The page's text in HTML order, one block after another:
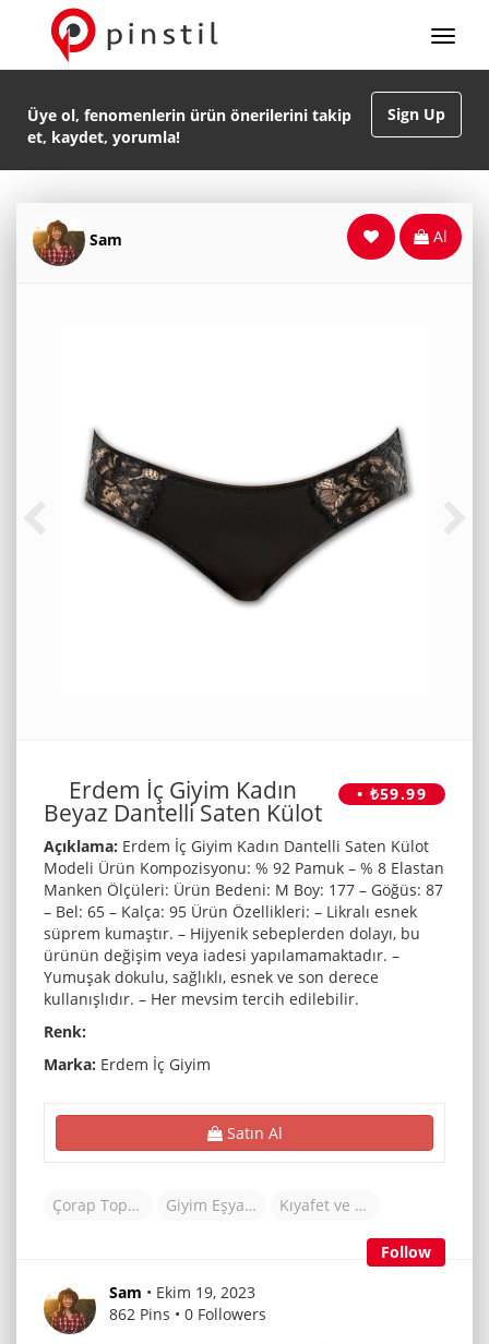
Sign Up
Üye ol, fenomenlerin ürün önerilerini takip
et, kaydet, yorumla!
Sam Al
• ₺59.99
Erdem İç Giyim Kadın
Beyaz Dantelli Saten Külot
Açıklama: Erdem İç Giyim Kadın Dantelli Saten Külot
Modeli Ürün Kompozisyonu: % 92 Pamuk – % 8 Elastan
Manken Ölçüleri: Ürün Bedeni: M Boy: 177 – Göğüs: 87
– Bel: 65 – Kalça: 95 Ürün Özellikleri: – Likralı esnek
süprem kumaştır. – Hijyenik sebeplerden dolayı, bu
ürünün değişim veya iadesi yapılamamaktadır. –
Yumuşak dokulu, sağlıklı, esnek ve son derece
kullanışlıdır. – Her mevsim tercih edilebilir.
Renk:
Marka: Erdem İç Giyim
Satın Al
Çorap Toptancısı Giyim Eşyaları Kıyafet ve Aksesuarlar
Follow
Sam • Ekim 19, 2023
862 Pins • 0 Followers